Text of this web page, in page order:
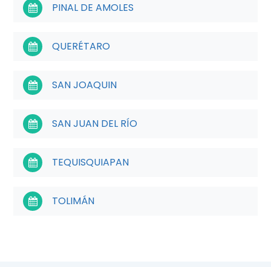
PINAL DE AMOLES
QUERÉTARO
SAN JOAQUIN
SAN JUAN DEL RÍO
TEQUISQUIAPAN
TOLIMÁN